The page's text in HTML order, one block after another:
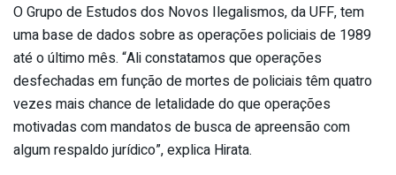
O Grupo de Estudos dos Novos Ilegalismos, da UFF, tem
uma base de dados sobre as operações policiais de 1989
até o último mês. “Ali constatamos que operações
desfechadas em função de mortes de policiais têm quatro
vezes mais chance de letalidade do que operações
motivadas com mandatos de busca de apreensão com
algum respaldo jurídico”, explica Hirata.